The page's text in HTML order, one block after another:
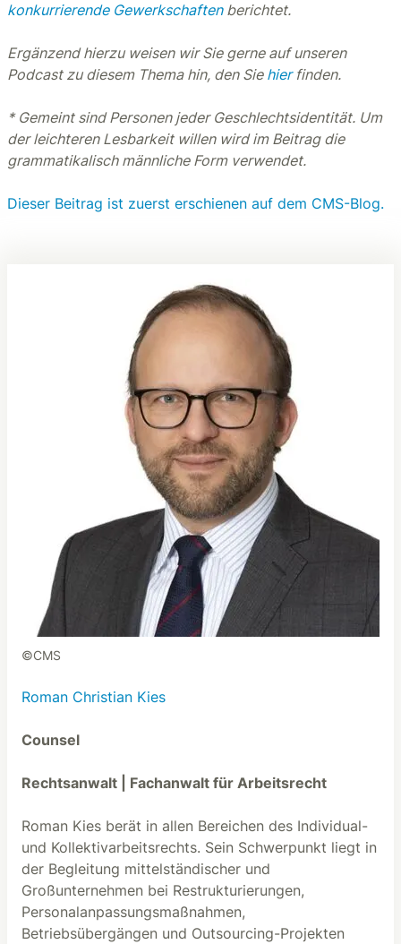
konkurrierende Gewerkschaftenberichtet.
Ergänzend hierzu weisen wir Sie gerne auf unseren
Podcast zu diesem Thema hin, den Sie hierfinden.
* Gemeint sind Personen jeder Geschlechtsidentität. Um
der leichteren Lesbarkeit willen wird im Beitrag die
grammatikalisch männliche Form verwendet.
Dieser Beitrag ist zuerst erschienen auf dem CMS-Blog.
©CMS
Roman Christian Kies
Counsel
Rechtsanwalt | Fachanwalt für Arbeitsrecht
Roman Kies berät in allen Bereichen des Individual-
und Kollektivarbeitsrechts. Sein Schwerpunkt liegt in
der Begleitung mittelständischer und
Großunternehmen bei Restrukturierungen,
Personalanpassungsmaßnahmen,
Betriebsübergängen und Outsourcing-Projekten